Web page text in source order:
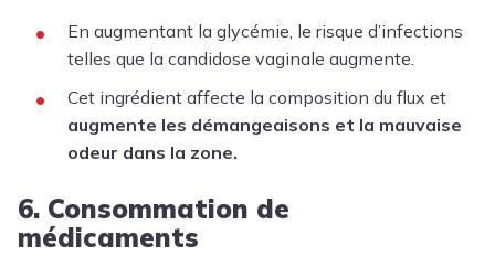
En augmentant la glycémie, le risque d’infections
telles que la candidose vaginale augmente.
Cet ingrédient affecte la composition du flux et
augmente les démangeaisons et la mauvaise
odeur dans la zone.
6. Consommation de
médicaments